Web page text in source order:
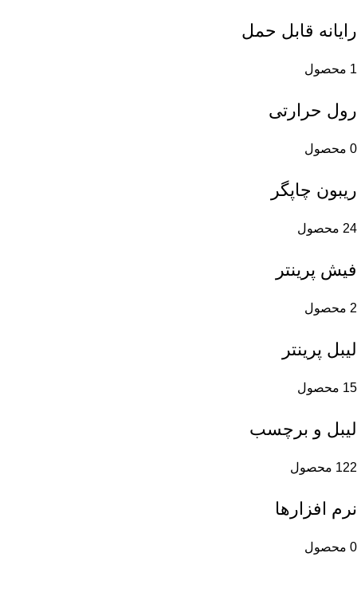
رایانه قابل حمل
1 محصول
رول حرارتی
0 محصول
ریبون چاپگر
24 محصول
فیش پرینتر
2 محصول
لیبل پرینتر
15 محصول
لیبل و برچسب
122 محصول
نرم افزارها
0 محصول